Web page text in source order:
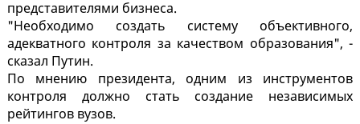
представителями бизнеса.
"Необходимо создать систему объективного,
адекватного контроля за качеством образования", -
сказал Путин.
По мнению президента, одним из инструментов
контроля должно стать создание независимых
рейтингов вузов.